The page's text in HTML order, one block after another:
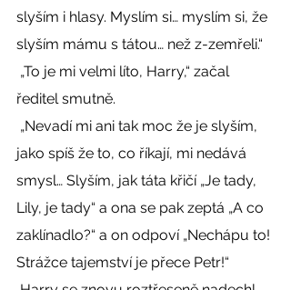
slyším i hlasy. Myslím si… myslím si, že
slyším mámu s tátou… než z-zemřeli.“
ředitel smutně.
jako spíš že to, co říkají, mi nedává
smysl… Slyším, jak táta křičí „Je tady,
Lily, je tady“ a ona se pak zeptá „A co
zaklínadlo?“ a on odpoví „Nechápu to!
Strážce tajemství je přece Petr!“